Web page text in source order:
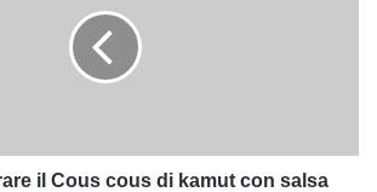
il Cous cous di kamut con salsa